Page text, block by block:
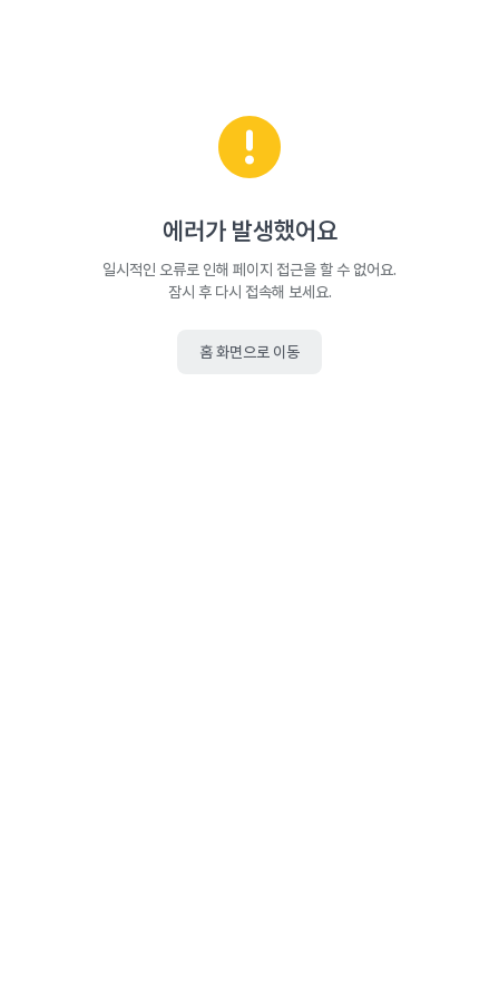
에러가 발생했어요
일시적인 오류로 인해 페이지 접근을 할 수 없어요.
잠시 후 다시 접속해 보세요.
홈 화면으로 이동